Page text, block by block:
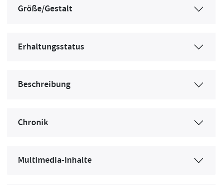
Größe/Gestalt
Erhaltungsstatus
Beschreibung
Chronik
Multimedia-Inhalte